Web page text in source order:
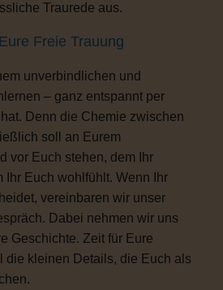
Traurede aus.
Freie Trauung
unverbindlichen und
– ganz entspannt per
Denn die Chemie zwischen
soll an Eurem
vor Euch stehen, dem Ihr
Ihr Euch wohlfühlt. Wenn Ihr
vereinbaren wir unser
Dabei nehmen wir uns
Geschichte. Zeit für Eure
die kleinen Details, die Euch als